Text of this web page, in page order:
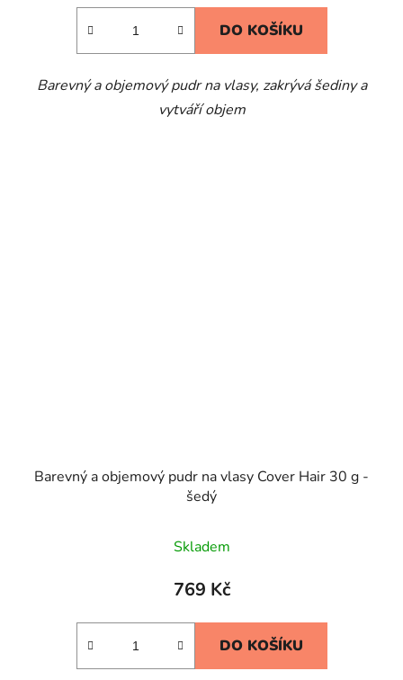
DO KOŠÍKU
Barevný a objemový pudr na vlasy, zakrývá šediny a
vytváří objem
Barevný a objemový pudr na vlasy Cover Hair 30 g -
šedý
Skladem
769 Kč
DO KOŠÍKU